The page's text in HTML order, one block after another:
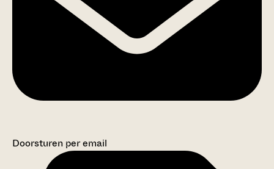
Doorsturen per email